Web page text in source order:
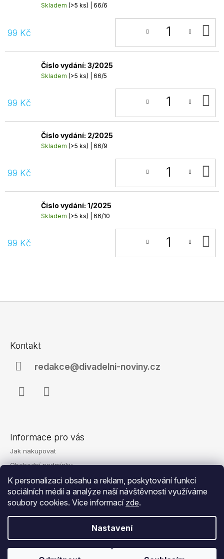
K personalizaci obsahu a reklam, poskytování funkcí
sociálních médií a analýze naší návštěvnosti využíváme
soubory cookies. Více informací zde.
Nastavení
Skladem (>5 ks) | 66/6
99 Kč
Číslo vydání: 3/2025
Skladem (>5 ks) | 66/5
99 Kč
Číslo vydání: 2/2025
Skladem (>5 ks) | 66/9
99 Kč
Číslo vydání: 1/2025
Skladem (>5 ks) | 66/10
99 Kč
Kontakt
redakce@divadelni-noviny.cz
Informace pro vás
Jak nakupovat
Obchodní podmínky
Podmínky ochrany osobních údajů
Reklamace
Kontakty
© 2026 Eshop - Divadelní noviny. Všechna